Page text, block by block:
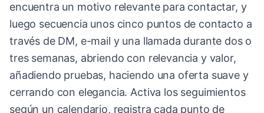
encuentra un motivo relevante para contactar, y
luego secuencia unos cinco puntos de contacto a
través de DM, e-mail y una llamada durante dos o
tres semanas, abriendo con relevancia y valor,
añadiendo pruebas, haciendo una oferta suave y
cerrando con elegancia. Activa los seguimientos
según un calendario, registra cada punto de